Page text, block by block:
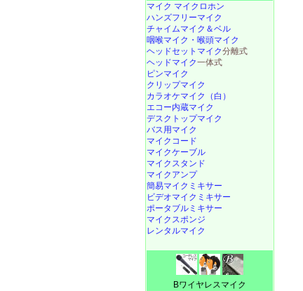
マイク マイクロホン
ハンズフリーマイク
チャイムマイク＆ベル
咽喉マイク・喉頭マイク
ヘッドセットマイク分離式
ヘッドマイク一体式
ピンマイク
クリップマイク
カラオケマイク（白）
エコー内蔵マイク
デスクトップマイク
バス用マイク
マイクコード
マイクケーブル
マイクスタンド
マイクアンプ
簡易マイクミキサー
ビデオマイクミキサー
ポータブルミキサー
マイクスポンジ
レンタルマイク
Bワイヤレスマイク